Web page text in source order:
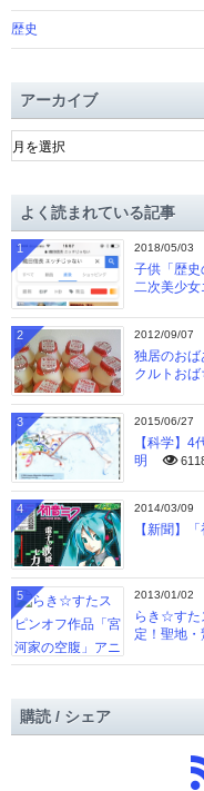
歴史
アーカイブ
ア
ー
ブよく読まれている記事
2018/05/03
子供「歴
二次美少女
1
2012/09/07
独居のお
クルトお
2
2015/06/27
【科学】
明
3
2014/03/09
【新聞】
4
2013/01/02
らき☆すた
定！聖地
5
購読 / シェア